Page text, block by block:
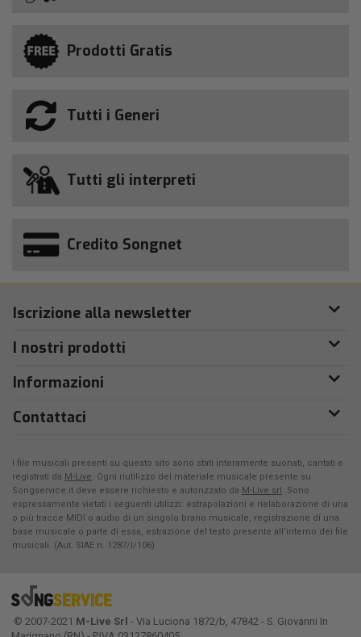
Prodotti Gratis
Tutti i Generi
Tutti gli interpreti
Credito Songnet
Iscrizione alla newsletter
I nostri prodotti
Informazioni
Contattaci
I file musicali presenti su questo sito sono stati interamente suonati, cantati e
registrati da M-Live. Ogni riutilizzo del materiale musicale presente su
Songservice.it deve essere richiesto e autorizzato da M-Live srl. Sono
espressamente vietati i seguenti utilizzi: estrapolazioni e rielaborazione di una
o più tracce MIDI o audio di un singolo brano musicale, registrazione di una
base musicale o parte di essa, estrazione del testo presente all'interno dei file
musicali. (Aut. SIAE n. 1287/I/106)
© 2007-2021 M-Live Srl - Via Luciona 1872/b, 47842 - S. Giovanni In